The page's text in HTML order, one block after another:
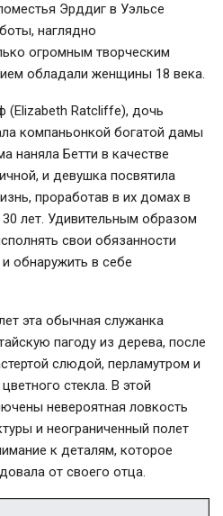
Эрддиг в Уэльсе
наглядно
огромным творческим
обладали женщины 18 века.
(Elizabeth Ratcliffe), дочь
компаньонкой богатой дамы
наняла Бетти в качестве
и девушка посвятила
проработав в их домах в
лет. Удивительным образом
свои обязанности
обнаружить в себе
эта обычная служанка
пагоду из дерева, после
слюдой, перламутром и
стекла. В этой
невероятная ловкость
и неограниченный полет
к деталям, которое
от своего отца.